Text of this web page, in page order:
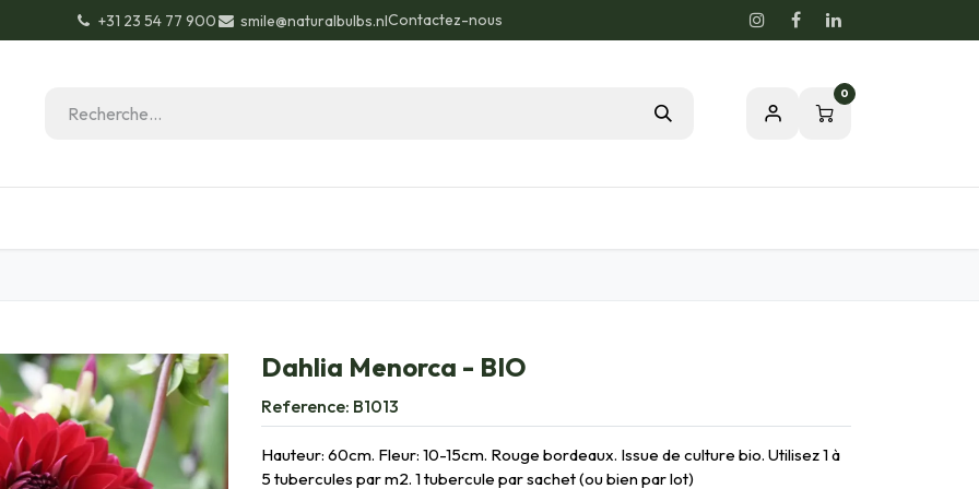
+31 23 54 77 900 smile@naturalbulbs.nlContactez-nous
0
Dahlia Menorca - BIO
Reference: B1013
Hauteur: 60cm. Fleur: 10-15cm. Rouge bordeaux. Issue de culture bio. Utilisez 1 à
5 tubercules par m2. 1 tubercule par sachet (ou bien par lot)